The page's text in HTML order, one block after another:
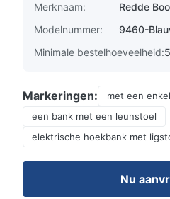
Merknaam:
Redde Boo
Modelnummer:
9460-
Minimale bestelhoeveelheid:
Markeringen:
met een
een bank met een leunstoel
elektrische hoekbank met
Nu